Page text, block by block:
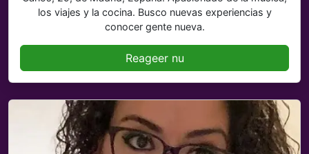
los viajes y la cocina. Busco nuevas experiencias y
conocer gente nueva.
Reageer nu